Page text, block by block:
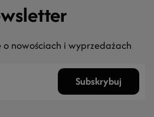
nowościach i wyprzedażach